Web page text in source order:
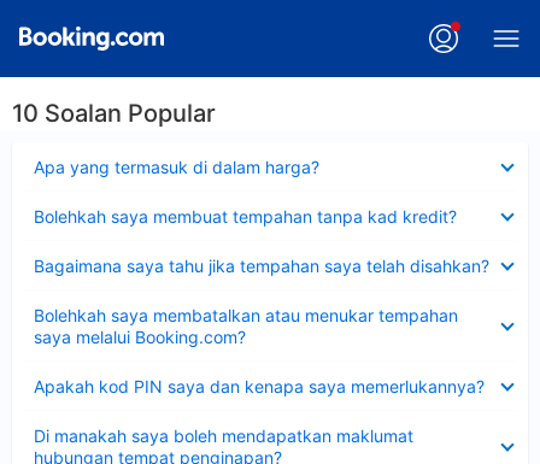
10 Soalan Popular
Apa yang termasuk di dalam harga?
Bolehkah saya membuat tempahan tanpa kad kredit?
Bagaimana saya tahu jika tempahan saya telah disahkan?
Bolehkah saya membatalkan atau menukar tempahan
saya melalui Booking.com?
Apakah kod PIN saya dan kenapa saya memerlukannya?
Di manakah saya boleh mendapatkan maklumat
hubungan tempat penginapan?